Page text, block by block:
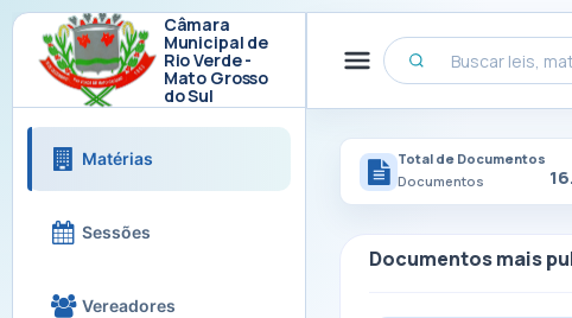
Câmara
Municipal de
Rio Verde -
Mato Grosso
do Sul
Matérias
Sessões
Vereadores
Total de Documentos
Documentos
Documentos mais